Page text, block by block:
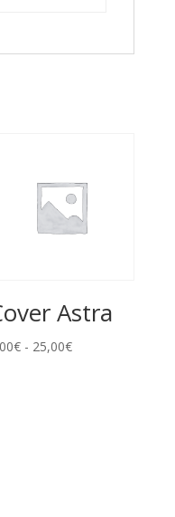
Astra
€ - 25,00€Fascia